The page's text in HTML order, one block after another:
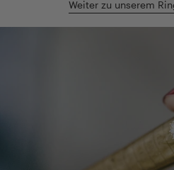
Weiter zu unserem